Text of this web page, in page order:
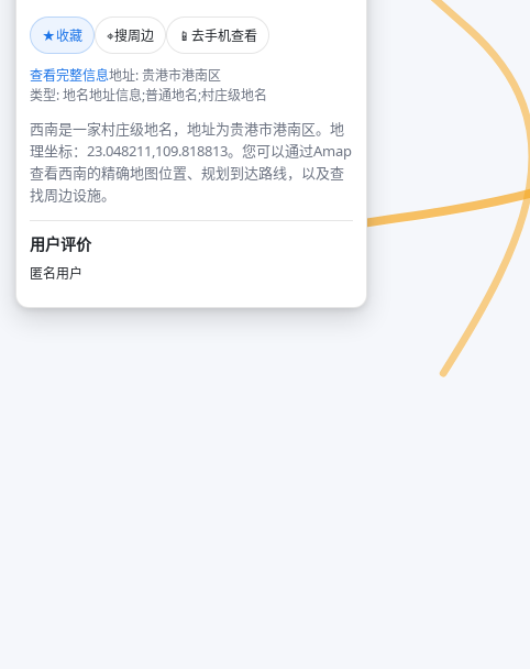
★收藏 ⌖搜周边 📱 去手机查看
查看完整信息地址: 贵港市港南区
类型: 地名地址信息;普通地名;村庄级地名
西南是一家村庄级地名，地址为贵港市港南区。地
理坐标：23.048211,109.818813。您可以通过Amap
查看西南的精确地图位置、规划到达路线，以及查
找周边设施。
用户评价
匿名用户